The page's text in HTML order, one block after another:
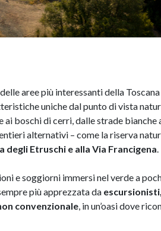
aree più interessanti della
uniche dal punto di vista
ai boschi di cerri, dalle strade bianche
alternativi – come la riserva
degli Etruschi e alla Via Francigena.
e soggiorni immersi nel verde a
più apprezzata da
convenzionale, in un’oasi dove